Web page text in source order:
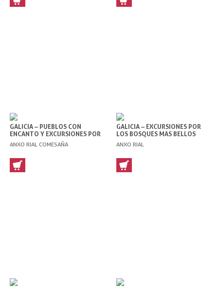
GALICIA – PUEBLOS CON
ENCANTO Y EXCURSIONES POR
SUS ALREDEDORES
ANXO RIAL COMESAÑA
GALICIA – EXCURSIONES POR
LOS BOSQUES MAS BELLOS
ANXO RIAL